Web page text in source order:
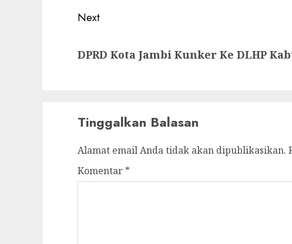
Next
post:
DPRD Kota Jambi Kunker Ke DLHP
Tinggalkan Balasan
Alamat email Anda tidak akan dipublikasikan.
Komentar *